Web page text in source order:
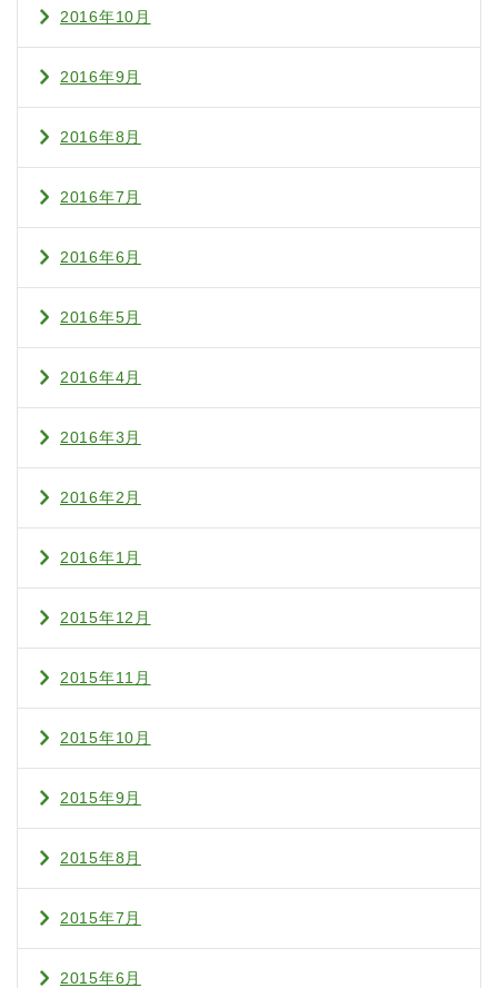
2016年10月
2016年9月
2016年8月
2016年7月
2016年6月
2016年5月
2016年4月
2016年3月
2016年2月
2016年1月
2015年12月
2015年11月
2015年10月
2015年9月
2015年8月
2015年7月
2015年6月